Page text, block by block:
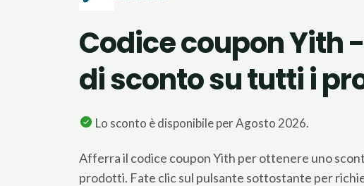
Codice coupon Yith
di sconto su tutti i
Lo sconto è disponibile per Agosto 2026.
Afferra il codice coupon Yith per ottenere uno
prodotti. Fate clic sul pulsante sottostante per